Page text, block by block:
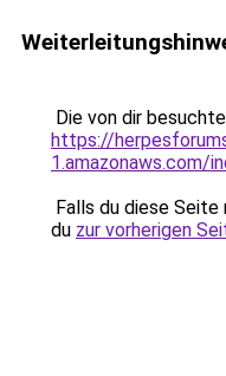
Die von dir
https://
1.amazonaws.com/
Falls du diese
du zur vorherigen